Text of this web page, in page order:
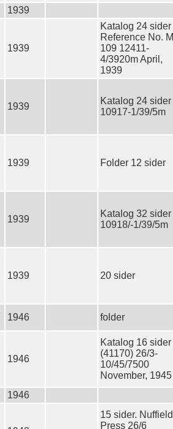
1939
1939
Katalog 24 sider
Reference No. M
109 12411-
4/3920m April,
1939
1939
Katalog 24 sider
10917-1/39/5m
1939 Folder 12 sider
1939
Katalog 32 sider
10918/-1/39/5m
1939 20 sider
1946 folder
1946
Katalog 16 sider
(41170) 26/3-
10/45/7500
November, 1945
1946
15 sider. Nuffield
Press 26/6